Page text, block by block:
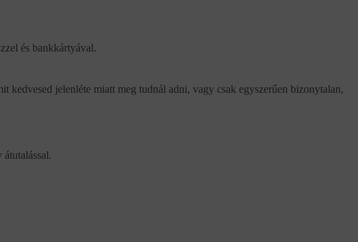
és bankkártyával.
kedvesed jelenléte miatt meg tudnál adni, vagy csak egyszerűen bizonytalan,